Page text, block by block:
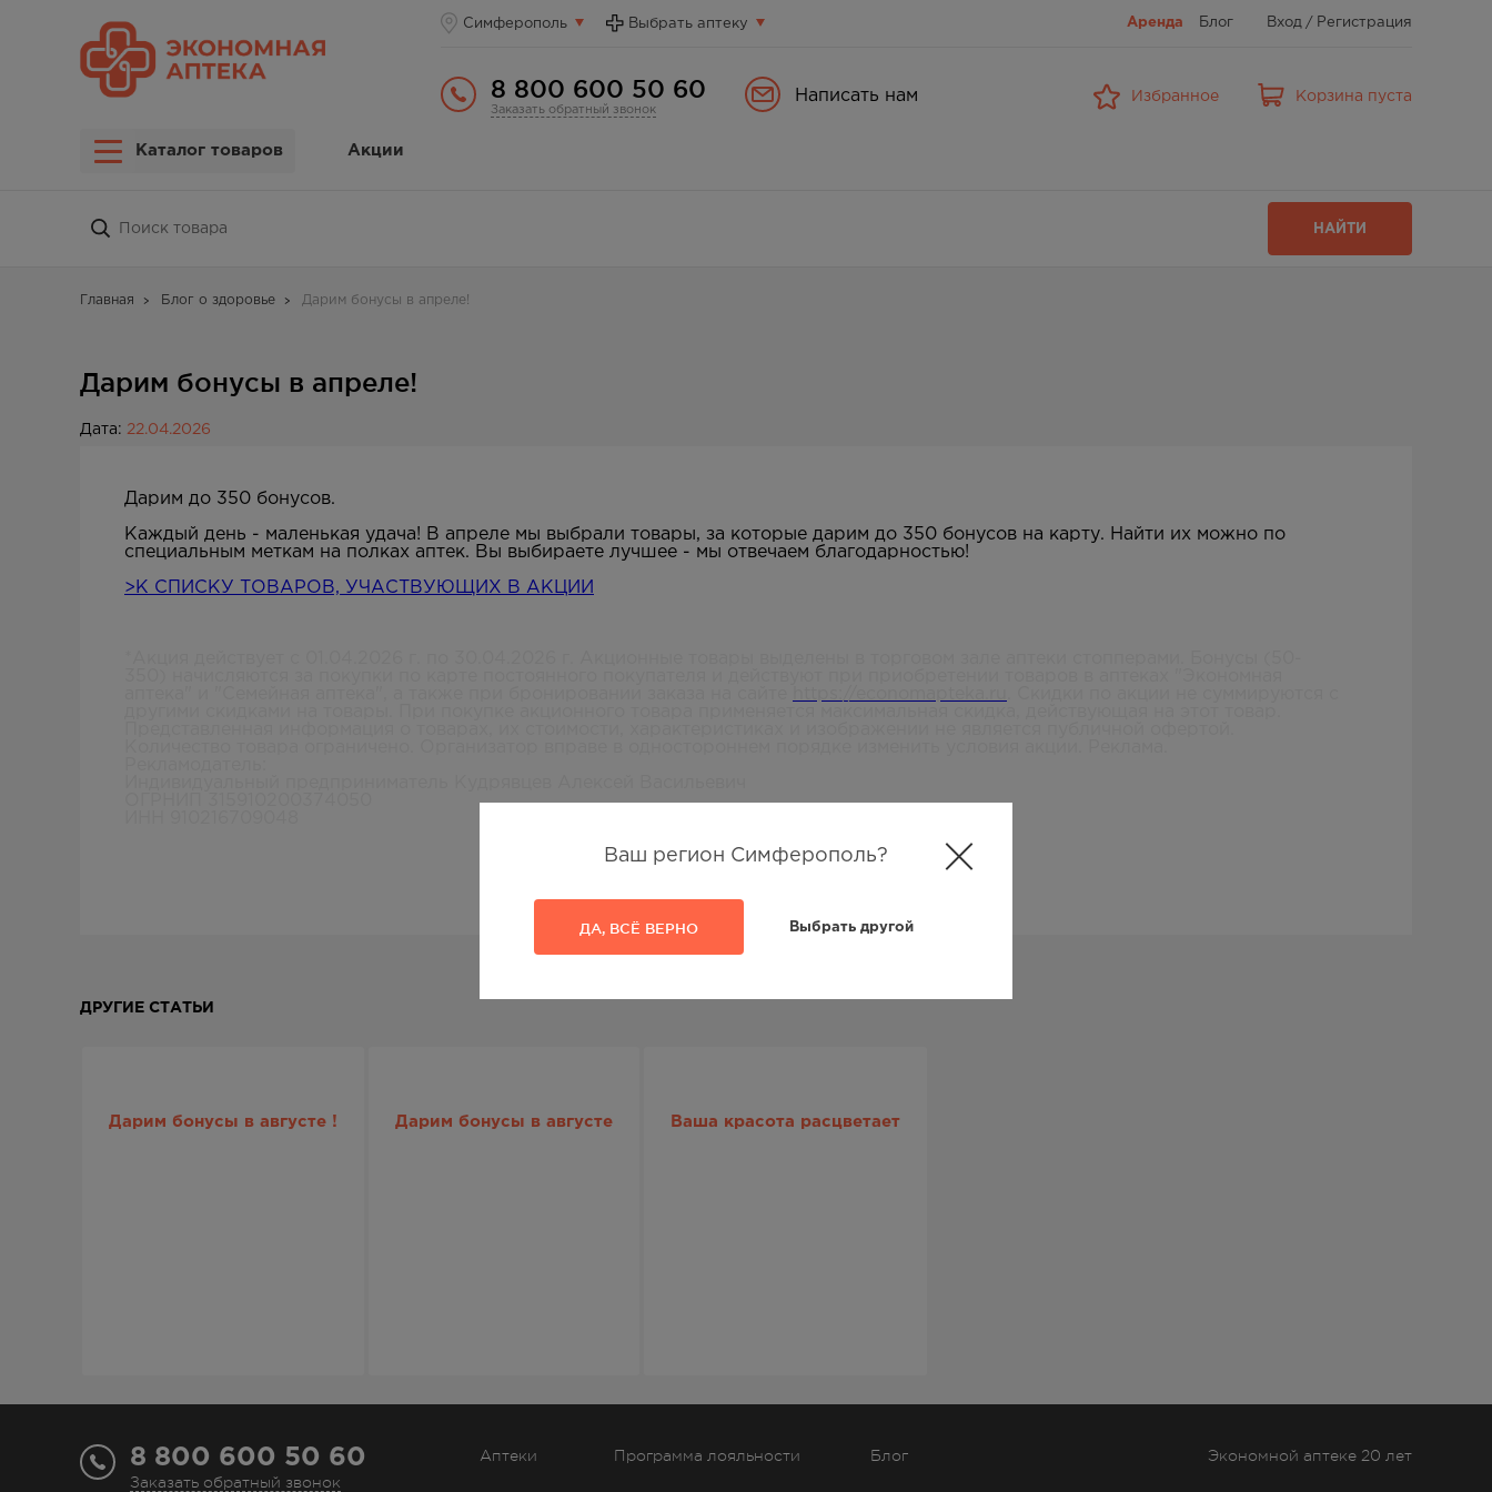
Симферополь
Ваш регион Симферополь?
ДА, ВСЁ ВЕРНО Выбрать другой
Выбрать аптеку Аренда Блог Вход / Регистрация
8 800 600 50 60
Заказать обратный звонок
Написать нам Избранное Корзина пуста
Каталог товаров Акции
НАЙТИ
Главная Блог о здоровье Дарим бонусы в апреле!
Дарим бонусы в апреле!
Дата: 22.04.2026
Дарим до 350 бонусов.
Каждый день - маленькая удача! В апреле мы выбрали товары, за которые дарим до 350 бонусов на карту. Найти их можно по
специальным меткам на полках аптек. Вы выбираете лучшее - мы отвечаем благодарностью!
>К СПИСКУ ТОВАРОВ, УЧАСТ ВУЮЩИХ В АКЦИИ
ДРУГИЕ СТАТЬИ
Дарим бонусы в августе ! Дарим бонусы в августе Ваша красота расцветает
8 800 600 50 60
Заказать обратный звонок
Аптеки Программа лояльности Блог Экономной аптеке 20 лет